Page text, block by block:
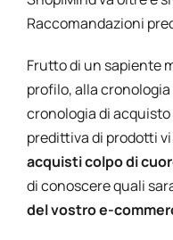
Raccomandazioni
Frutto di un sapiente
profilo, alla
cronologia di
predittiva di prodotti
acquisti colpo di
di conoscere quali
del vostro e-